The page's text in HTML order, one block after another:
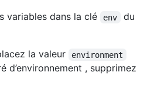
variables dans la clé
env
du
la valeur
environment
d’environnement , supprimez